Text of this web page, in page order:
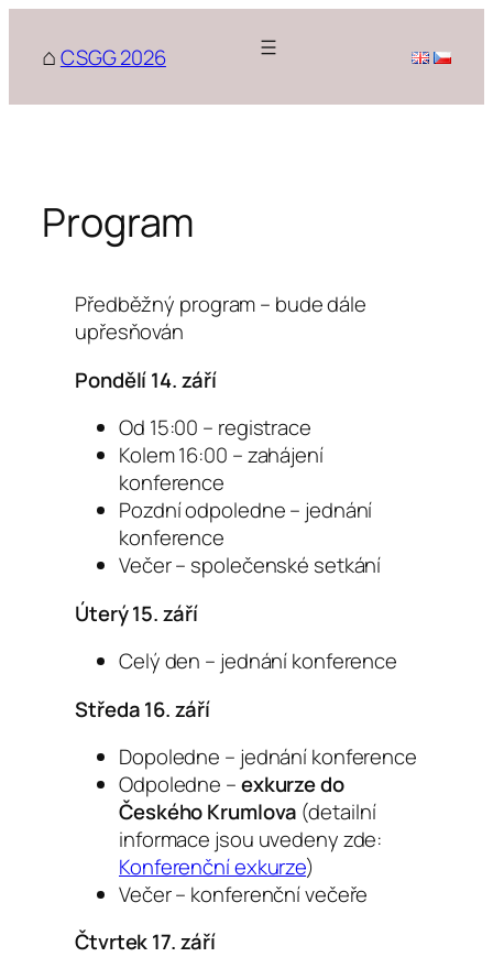
obsah
CSGG 2026
Program
Předběžný program – bude dále
upřesňován
Pondělí 14. září
Od 15:00 – registrace
Kolem 16:00 – zahájení
konference
Pozdní odpoledne – jednání
konference
Večer – společenské setkání
Úterý 15. září
Celý den – jednání konference
Středa 16. září
Dopoledne – jednání konference
Odpoledne –exkurze do
Českého Krumlova (detailní
informace jsou uvedeny zde:
Konferenční exkurze)
Večer – konferenční večeře
Čtvrtek 17. září